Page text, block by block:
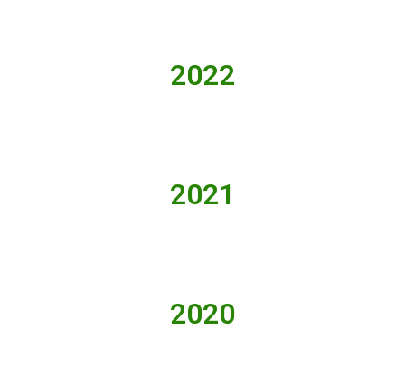
2022
2021
2020